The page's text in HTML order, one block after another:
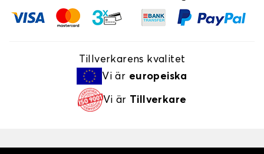
Tillverkarens kvalitet
Vi är europeiska
Vi är Tillverkare